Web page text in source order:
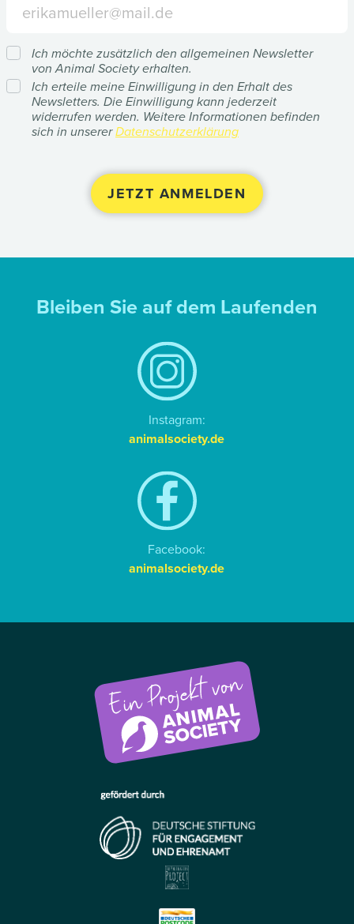
Ich möchte zusätzlich den allgemeinen Newsletter
von Animal Society erhalten.
Ich erteile meine Einwilligung in den Erhalt des
Newsletters. Die Einwilligung kann jederzeit
widerrufen werden. Weitere Informationen befinden
sich in unsererDatenschutzerklärung
Bleiben Sie auf dem Laufenden
Instagram:
animalsociety.de
Facebook:
animalsociety.de